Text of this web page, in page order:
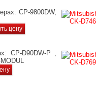
CP-9800DW,
цену
CP-D90DW-P ,